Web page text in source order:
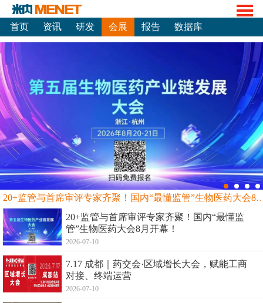
首页 资讯 研发 会展 报告 数据库
20+监管与首席审评专家齐聚！国内“最
20+监管与首席审评专家齐聚！国内“最懂监
管”生物医药大会8月开幕！
2026-07-10
7.17 成都｜药交会·区域增长大会，赋能工商
对接、终端运营
2026-07-10